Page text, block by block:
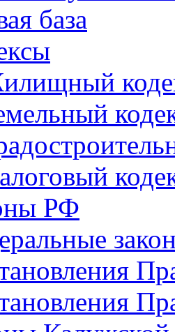
база
РФ